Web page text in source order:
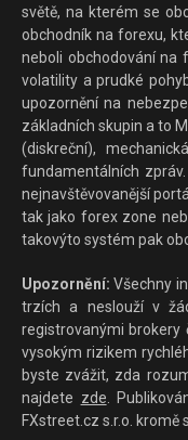
světě, na kterém se
obchodník na forexu,
neboli obchodování na
volatility a prudké
upozornění na
základních skupin a to
(diskreční),
fundamentálních
nejnavštěvovanější
tak jako forex zone
takovýto systém pak
Upozornění: Všechny
trzích a neslouží v
registrovanými brokery
vysokým rizikem
byste zvážit, zda
najdete zde.
FXstreet.cz s.r.o.